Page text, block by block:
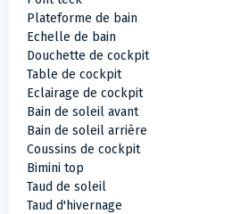
Plateforme de bain
Echelle de bain
Douchette de cockpit
Table de cockpit
Eclairage de cockpit
Bain de soleil avant
Bain de soleil arrière
Coussins de cockpit
Bimini top
Taud de soleil
Taud d'hivernage